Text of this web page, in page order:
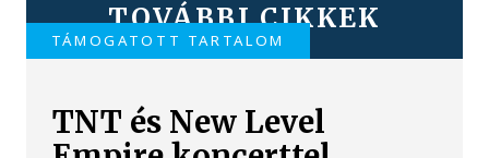
TOVÁBBI CIKKEK
TÁMOGATOTT TARTALOM
TNT és New Level